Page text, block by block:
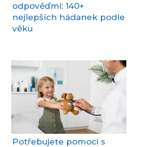
odpověďmi: 140+
nejlepších hádanek podle
věku
Potřebujete pomoci s